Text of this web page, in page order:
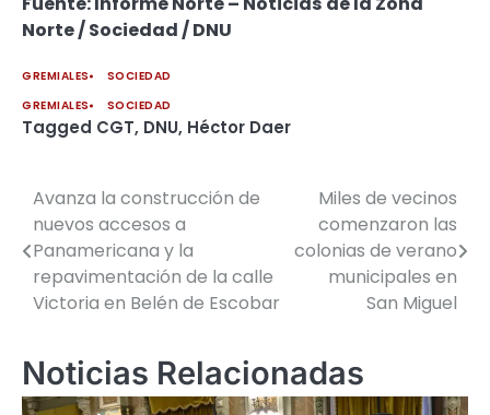
Norte / Sociedad / DNU
GREMIALES
SOCIEDAD
GREMIALES
SOCIEDAD
Tagged CGT, DNU, Héctor Daer
Navegación
de
entradas
Avanza la construcción de
nuevos accesos a
Panamericana y la
repavimentación de la calle
Victoria en Belén de Escobar
Miles de vecinos
comenzaron las
colonias de verano
municipales en
San Miguel
Noticias Relacionadas